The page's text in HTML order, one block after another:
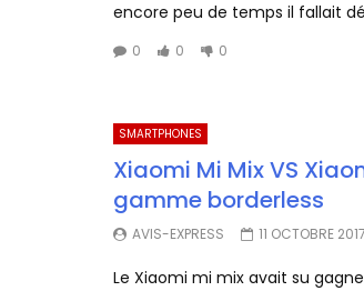
encore peu de temps il fallait
0 0 0
SMARTPHONES
Xiaomi Mi Mix VS
gamme borderless
AVIS-EXPRESS 11 OCTOBRE 2017
Le Xiaomi mi mix avait su